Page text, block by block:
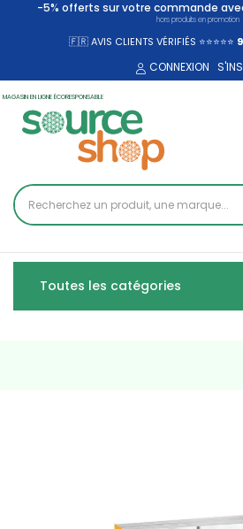
-5% offerts sur votre commande
hors produits en promotion
🇫🇷 AVIS CLIENTS VÉRIFIÉS ⭐⭐⭐⭐⭐
CONNEXION
MAGASIN EN LIGNE ÉCORESPONSABLE
Toutes les catégories